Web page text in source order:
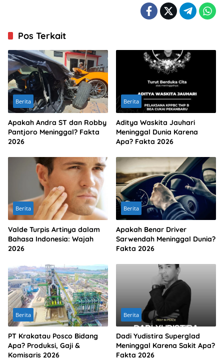
Pos Terkait
Berita
Apakah Andra ST dan Robby
Pantjoro Meninggal? Fakta
2026
Berita
Aditya Waskita Jauhari
Meninggal Dunia Karena
Apa? Fakta 2026
Berita
Valde Turpis Artinya dalam
Bahasa Indonesia: Wajah
2026
Berita
Apakah Benar Driver
Sarwendah Meninggal Dunia?
Fakta 2026
Berita
PT Krakatau Posco Bidang
Apa? Produksi, Gaji &
Komisaris 2026
Berita
Dadi Yudistira Superglad
Meninggal Karena Sakit Apa?
Fakta 2026